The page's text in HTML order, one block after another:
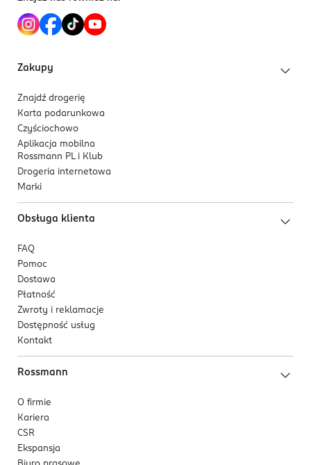
Zakupy
Znajdź drogerię
Karta podarunkowa
Czyściochowo
Aplikacja mobilna
Rossmann PL i Klub
Drogeria internetowa
Marki
Obsługa klienta
FAQ
Pomoc
Dostawa
Płatność
Zwroty i reklamacje
Dostępność usług
Kontakt
Rossmann
O firmie
Kariera
CSR
Ekspansja